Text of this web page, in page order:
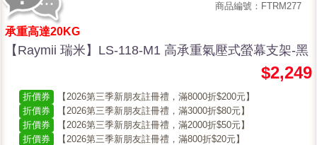
商品編號：FTRM277
承重高達20KG
【Raymii 瑞米】LS-118-M1 高承重氣壓式螢幕支架-黑
$2,249
折價券
【2026第三季新朋友註冊禮，滿8000折$200元】
折價券
【2026第三季新朋友註冊禮，滿3000折$80元】
折價券
【2026第三季新朋友註冊禮，滿2000折$50元】
折價券
【2026第三季新朋友註冊禮，滿800折$20元】